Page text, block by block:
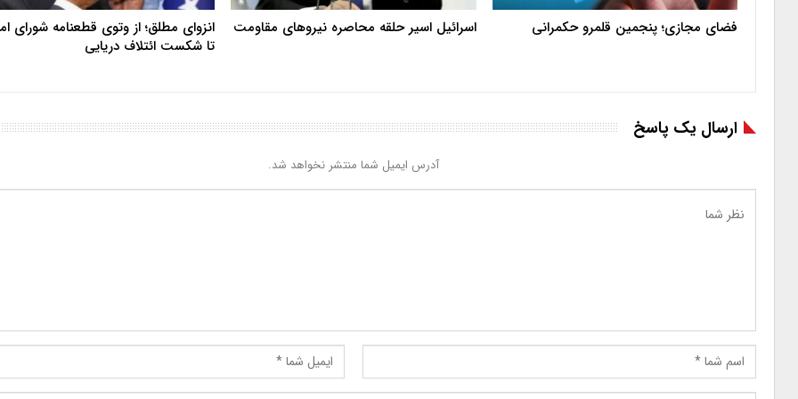
فضای مجازی؛ پنجمین قلمرو حکمرانی اسرائیل اسیر حلقه محاصره نیروهای مقاومت
انزوای مطلق؛ از وتوی قطعنامه شورای
تا شکست ائتلاف دریایی
ارسال یک پاسخ
آدرس ایمیل شما منتشر نخواهد شد.